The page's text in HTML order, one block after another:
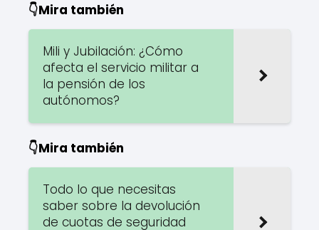
👇Mira también
Mili y Jubilación: ¿Cómo
afecta el servicio militar a
la pensión de los
autónomos?
👇Mira también
Todo lo que necesitas
saber sobre la devolución
de cuotas de seguridad